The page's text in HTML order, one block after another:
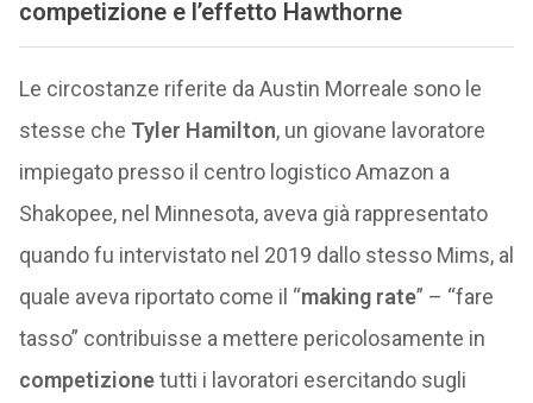
competizione e l’effetto Hawthorne
Le circostanze riferite da Austin Morreale sono le
stesse che Tyler Hamilton, un giovane lavoratore
impiegato presso il centro logistico Amazon a
Shakopee, nel Minnesota, aveva già rappresentato
quando fu intervistato nel 2019 dallo stesso Mims, al
quale aveva riportato come il “making rate” – “fare
tasso” contribuisse a mettere pericolosamente in
competizionetutti i lavoratori esercitando sugli